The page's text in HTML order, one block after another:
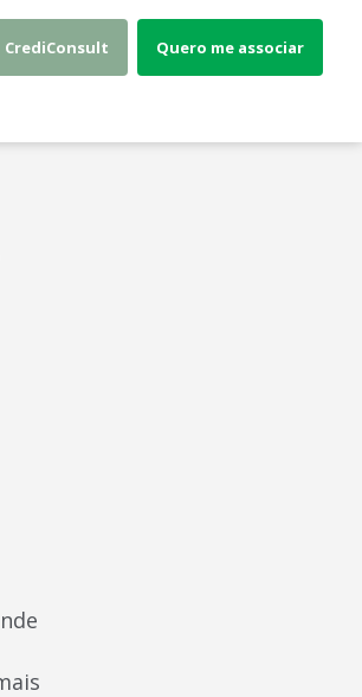
CrediConsult Quero me associar